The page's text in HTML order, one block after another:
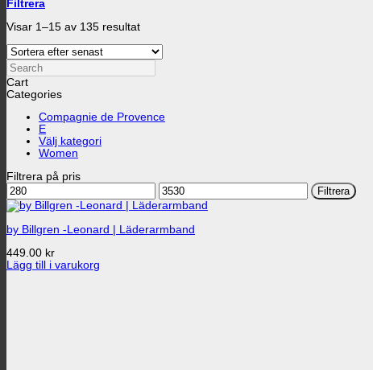
Filtrera
Visar 1–15 av 135 resultatSortera
senaste
Search
Cart
Categories
Compagnie de Provence
E
Välj kategori
Women
Filtrera på pris
Min
pris
Max
pris
Filtrera
by Billgren -Leonard | Läderarmband
449.00 kr
Lägg till i varukorg